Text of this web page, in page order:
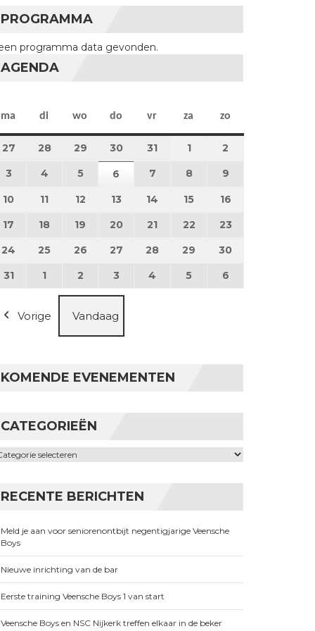
PROGRAMMA
programma data gevonden.
AGENDA
ma maandag
di dinsdag
wo woensdag
do donderdag
vr vrijdag
za zaterdag
zo
27 27 juli 2026
28 28 juli 2026
29 29 juli 2026
3030 juli 2026
31 31 juli 2026
11 augustus 2026
2
3 3 augustus 2026
4 4 augustus 2026
55 augustus 2026
6 6 augustus 2026
7 7 augustus 2026
8 8 augustus 2026
9
10 10 augustus 2026
11 11 augustus 2026
12 12 augustus 2026
13 13 augustus 2026
14 14 augustus 2026
15 15 augustus 2026
16
17 17 augustus 2026
18 18 augustus 2026
19 19 augustus 2026
20 20 augustus 2026
21 21 augustus 2026
22 22 augustus 2026
23
24 24 augustus 2026
25 25 augustus 2026
26 26 augustus 2026
27 27 augustus 2026
28 28 augustus 2026
29 29 augustus 2026
30
3131 augustus 2026
1 1 september 2026
2 2 september 2026
3 3 september 2026
4 4 september 2026
5 5 september 2026
6
Vorige Vandaag
KOMENDE EVENEMENTEN
CATEGORIEËN
RECENTE BERICHTEN
Meld je aan voor seniorenontbijt negentigjarige Veensche
Boys
Nieuwe inrichting van de bar
Eerste training Veensche Boys 1 van start
Veensche Boys en NSC Nijkerk treffen elkaar in de beker